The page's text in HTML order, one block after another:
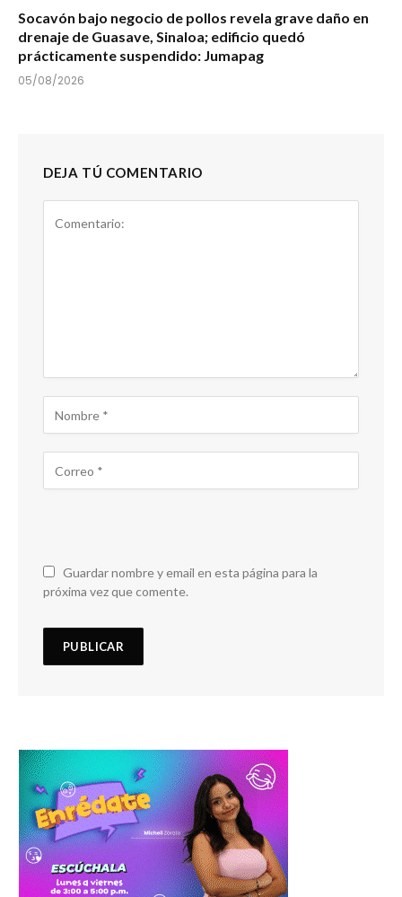
Socavón bajo negocio de pollos revela grave daño en
drenaje de Guasave, Sinaloa; edificio quedó
prácticamente suspendido: Jumapag
05/08/2026
DEJA TÚ COMENTARIO
Guardar nombre y email en esta página para la
próxima vez que comente.